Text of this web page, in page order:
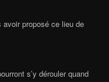
proposé ce lieu de
s’y dérouler quand